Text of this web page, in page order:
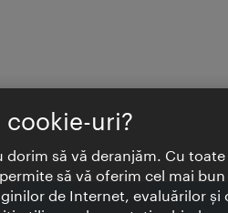
cookie-uri?
dorim să vă deranjăm. Cu
să vă oferim cel mai
de Internet, evaluărilor